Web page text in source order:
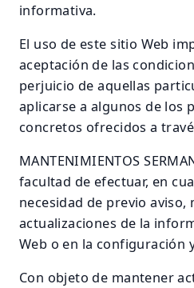
informativa.
El uso de este sitio Web
aceptación de las
perjuicio de aquellas
aplicarse a algunos de los
concretos ofrecidos a
MANTENIMIENTOS
facultad de efectuar, en
necesidad de previo aviso,
actualizaciones de la
Web o en la configuración
Con objeto de mantener